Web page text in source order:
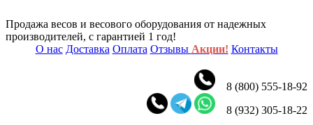
Продажа весов и весового оборудования от надежных
производителей, с гарантией 1 год!
О нас Доставка Оплата Отзывы Акции! Контакты
8 (800) 555-18-92
8 (932) 305-18-22